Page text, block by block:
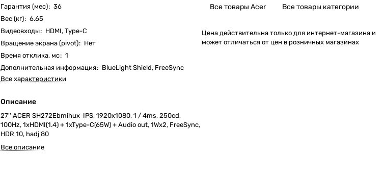
Гарантия (мес): 36
Вес (кг): 6.65
Видеовходы: HDMI, Type-C
Вращение экрана (pivot): Нет
Время отклика, мс: 1
Дополнительная информация: BlueLight Shield, FreeSync
Все характеристики
Описание
27'' ACER SH272Ebmihux IPS, 1920x1080, 1 / 4ms, 250cd,
100Hz, 1xHDMI(1.4) + 1xType-C(65W) + Audio out, 1Wx2, FreeSync,
HDR 10, hadj 80
Все описание
Все товары Acer Все товары категории
Цена действительна только для интернет-магазина и
может отличаться от цен в розничных магазинах